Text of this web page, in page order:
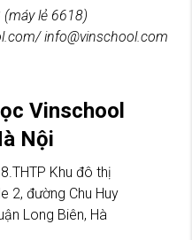
lẻ 6618)
/info@vinschool.com
Vinschool
Nội
Khu đô thị
2, đường Chu Huy
Long Biên, Hà